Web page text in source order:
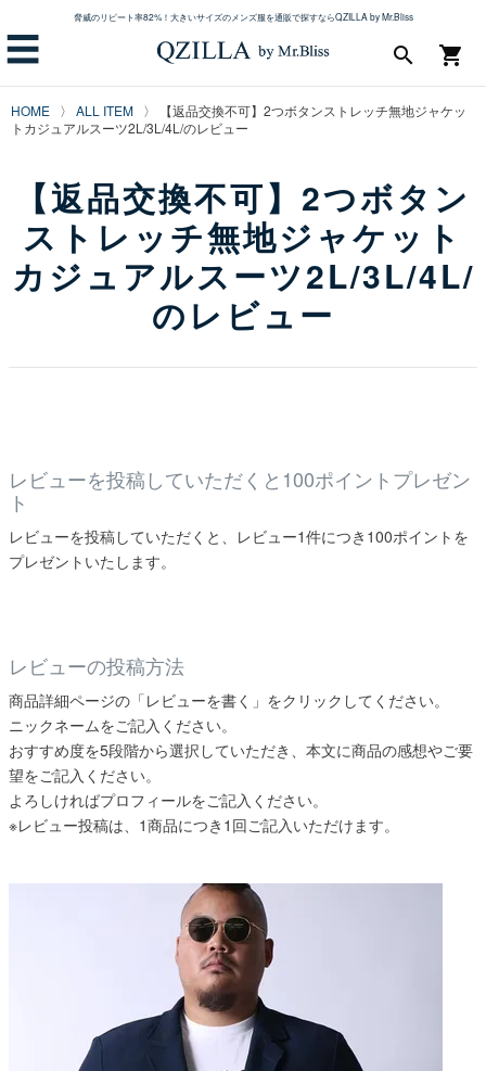
脅威のリピート率82%！大きいサイズのメンズ服を通販で探すならQZILLA by Mr.Bliss
☰ shopping_cart
search
HOME ALL ITEM
【返品交換不可】2つボタンストレッチ無地ジャケッ
トカジュアルスーツ2L/3L/4L/のレビュー
【返品交換不可】2つボタン
ストレッチ無地ジャケット
カジュアルスーツ2L/3L/4L/
のレビュー
レビューを投稿していただくと100ポイントプレゼン
ト
レビューを投稿していただくと、レビュー1件につき100ポイントを
プレゼントいたします。
レビューの投稿方法
商品詳細ページの「レビューを書く」をクリックしてください。
ニックネームをご記入ください。
おすすめ度を5段階から選択していただき、本文に商品の感想やご要
望をご記入ください。
よろしければプロフィールをご記入ください。
※レビュー投稿は、1商品につき1回ご記入いただけます。